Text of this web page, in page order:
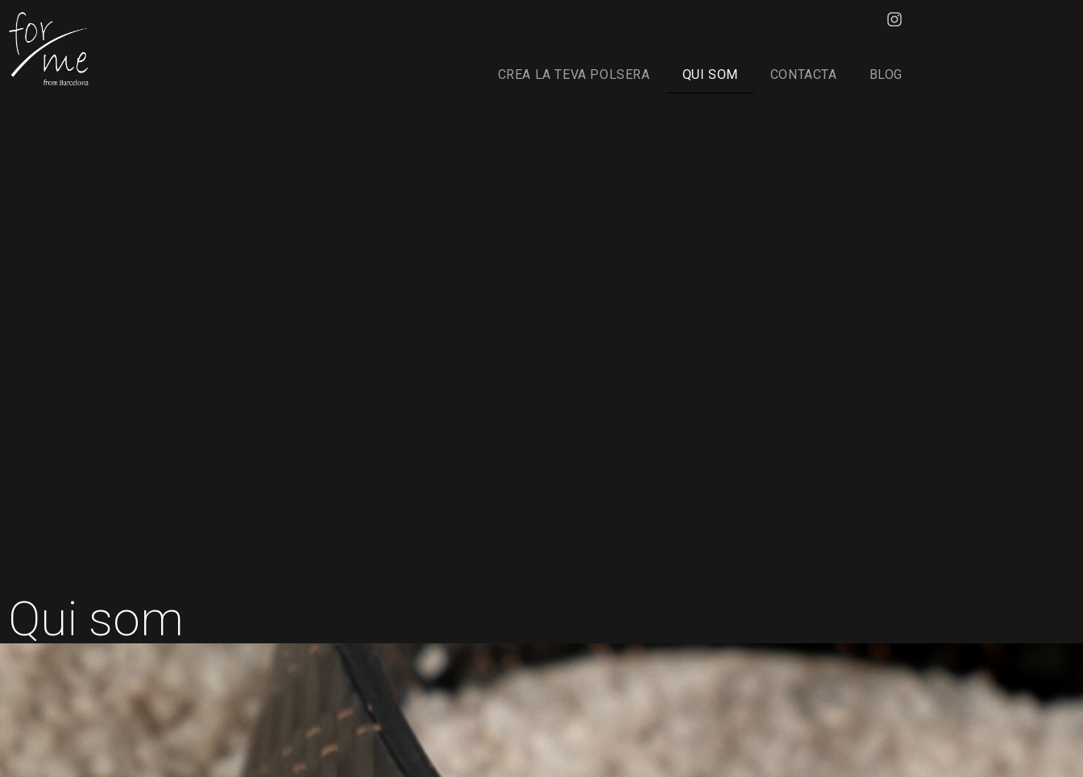
CREA LA TEVA POLSERA QUI SOM CONTACTA BLOG
Qui som